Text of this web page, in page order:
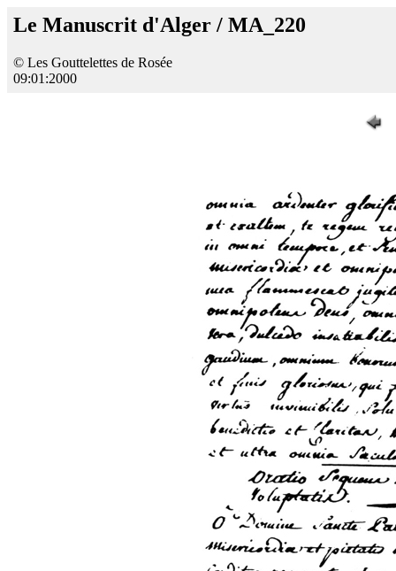
Le Manuscrit d'Alger / MA_220
© Les Gouttelettes de Rosée
09:01:2000